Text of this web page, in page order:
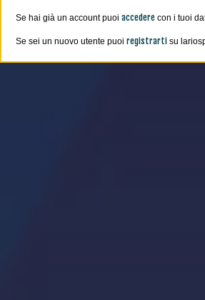
Se hai già un account puoi accedere con i tuoi
Se sei un nuovo utente puoi registrarti su